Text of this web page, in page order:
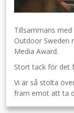
Tillsammans
Outdoor Sweden
Media Award.
Stort tack för det
Vi är så stolta
fram emot att ta